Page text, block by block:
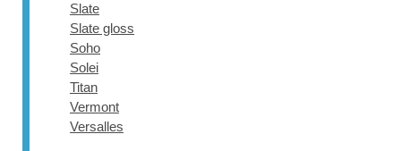
Slate
Slate gloss
Soho
Solei
Titan
Vermont
Versalles